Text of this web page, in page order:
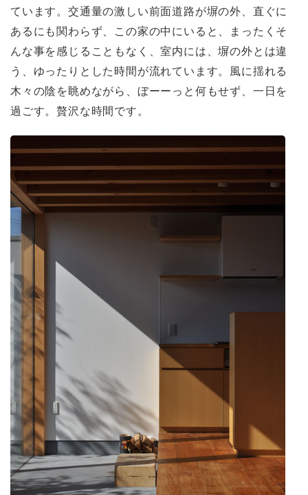
ています。交通量の激しい前面道路が塀の外、直ぐに
あるにも関わらず、この家の中にいると、まったくそ
んな事を感じることもなく、室内には、塀の外とは違
う、ゆったりとした時間が流れています。風に揺れる
木々の陰を眺めながら、ぼーーっと何もせず、一日を
過ごす。贅沢な時間です。